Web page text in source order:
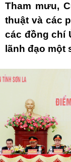
Tham mưu,
thuật và các
các đồng chí
lãnh đạo một